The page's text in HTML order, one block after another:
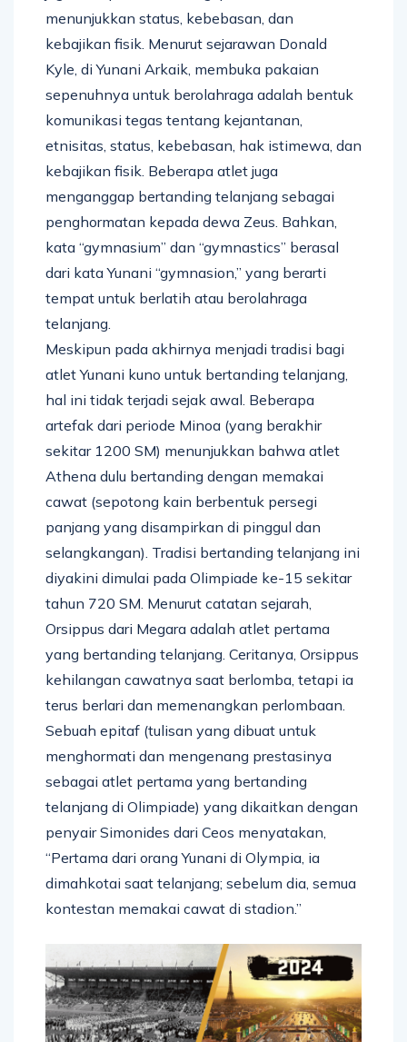
menunjukkan status, kebebasan, dan
kebajikan fisik. Menurut sejarawan Donald
Kyle, di Yunani Arkaik, membuka pakaian
sepenuhnya untuk berolahraga adalah bentuk
komunikasi tegas tentang kejantanan,
etnisitas, status, kebebasan, hak istimewa, dan
kebajikan fisik. Beberapa atlet juga
menganggap bertanding telanjang sebagai
penghormatan kepada dewa Zeus. Bahkan,
kata “gymnasium” dan “gymnastics” berasal
dari kata Yunani “gymnasion,” yang berarti
tempat untuk berlatih atau berolahraga
telanjang.
Meskipun pada akhirnya menjadi tradisi bagi
atlet Yunani kuno untuk bertanding telanjang,
hal ini tidak terjadi sejak awal. Beberapa
artefak dari periode Minoa (yang berakhir
sekitar 1200 SM) menunjukkan bahwa atlet
Athena dulu bertanding dengan memakai
cawat (sepotong kain berbentuk persegi
panjang yang disampirkan di pinggul dan
selangkangan). Tradisi bertanding telanjang ini
diyakini dimulai pada Olimpiade ke-15 sekitar
tahun 720 SM. Menurut catatan sejarah,
Orsippus dari Megara adalah atlet pertama
yang bertanding telanjang. Ceritanya, Orsippus
kehilangan cawatnya saat berlomba, tetapi ia
terus berlari dan memenangkan perlombaan.
Sebuah epitaf (tulisan yang dibuat untuk
menghormati dan mengenang prestasinya
sebagai atlet pertama yang bertanding
telanjang di Olimpiade) yang dikaitkan dengan
penyair Simonides dari Ceos menyatakan,
“Pertama dari orang Yunani di Olympia, ia
dimahkotai saat telanjang; sebelum dia, semua
kontestan memakai cawat di stadion.”